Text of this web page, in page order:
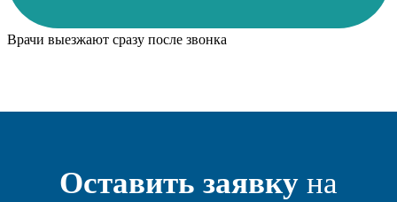
Врачи выезжают сразу после звонка
Оставить заявку на